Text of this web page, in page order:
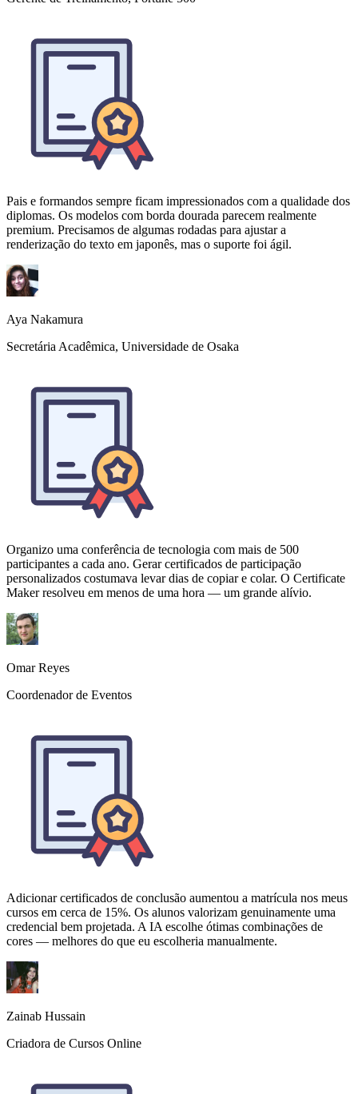
Pais e formandos sempre ficam impressionados com a qualidade dos
diplomas. Os modelos com borda dourada parecem realmente
premium. Precisamos de algumas rodadas para ajustar a
renderização do texto em japonês, mas o suporte foi ágil.
Aya Nakamura
Secretária Acadêmica, Universidade de Osaka
Organizo uma conferência de tecnologia com mais de 500
participantes a cada ano. Gerar certificados de participação
personalizados costumava levar dias de copiar e colar. O Certificate
Maker resolveu em menos de uma hora — um grande alívio.
Omar Reyes
Coordenador de Eventos
Adicionar certificados de conclusão aumentou a matrícula nos meus
cursos em cerca de 15%. Os alunos valorizam genuinamente uma
credencial bem projetada. A IA escolhe ótimas combinações de
cores — melhores do que eu escolheria manualmente.
Zainab Hussain
Criadora de Cursos Online